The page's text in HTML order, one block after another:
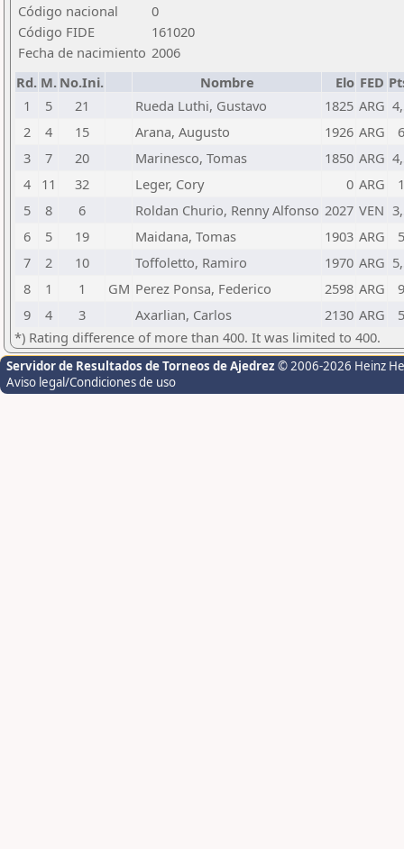
Código nacional
0
Código FIDE
161020
Fecha de nacimiento 2006
Rd. M. No.Ini. Nombre Elo FED
1
5 21 Rueda Luthi, Gustavo 1825 ARG
2
4 15 Arana, Augusto 1926 ARG
6
3
7 20 Marinesco, Tomas 1850 ARG
4
11 32 Leger, Cory 0 ARG
1
5
8 6 Roldan Churio, Renny Alfonso 2027 VEN
6
5 19 Maidana, Tomas 1903 ARG
5
7
2 10 Toffoletto, Ramiro 1970 ARG
8
1 1 GM Perez Ponsa, Federico 2598 ARG
9
9
4 3 Axarlian, Carlos 2130 ARG
5
*) Rating difference of more than 400. It was limited to 400.
Servidor de Resultados de Torneos de Ajedrez © 2006-2026 Heinz
Aviso legal/Condiciones de uso